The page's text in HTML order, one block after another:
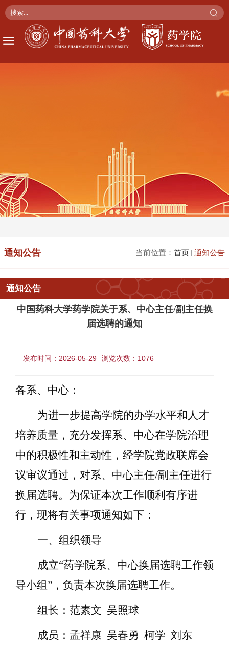
通知公告
当前位置： 首页 通知公告
通知公告
中国药科大学药学院关于系、中心主任/副主任换
届选聘的通知
发布时间：2026-05-29 浏览次数： 1076
各系、中心：
为进一步提高学院的办学水平和人才
培养质量，充分发挥系、中心在学院治理
中的积极性和主动性， 经学院党政联席会
议审议通过 ，对系、中心主任/副主任进行
换届选聘。为保证本次工作顺利有序进
行，现将有关事项通知如下：
一、组织领导
成立“药学院系、中心换届选聘工作领
导小组”，负责本次换届选聘工作。
组长： 范素文 吴照球
成员：孟祥康 吴春勇 柯学 刘东